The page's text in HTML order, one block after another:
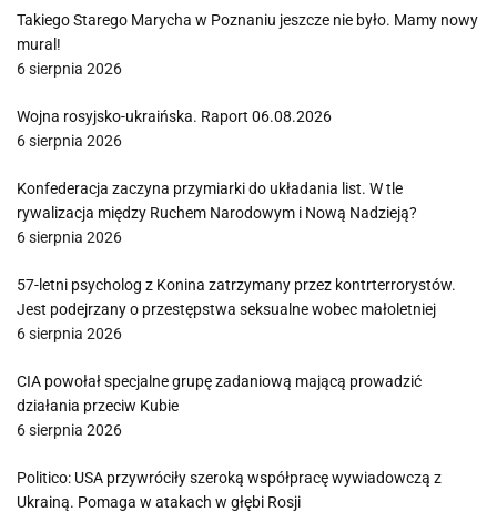
Takiego Starego Marycha w Poznaniu jeszcze nie było. Mamy nowy
mural!
6 sierpnia 2026
Wojna rosyjsko-ukraińska. Raport 06.08.2026
6 sierpnia 2026
Konfederacja zaczyna przymiarki do układania list. W tle
rywalizacja między Ruchem Narodowym i Nową Nadzieją?
6 sierpnia 2026
57-letni psycholog z Konina zatrzymany przez kontrterrorystów.
Jest podejrzany o przestępstwa seksualne wobec małoletniej
6 sierpnia 2026
CIA powołał specjalne grupę zadaniową mającą prowadzić
działania przeciw Kubie
6 sierpnia 2026
Politico: USA przywróciły szeroką współpracę wywiadowczą z
Ukrainą. Pomaga w atakach w głębi Rosji